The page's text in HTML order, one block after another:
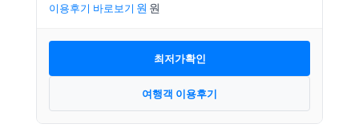
이용후기 바로보기
최저가확인
여행객 이용후기